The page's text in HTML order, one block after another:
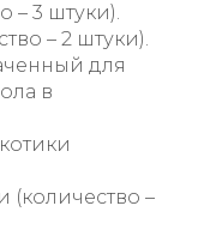
– 3 штуки).
– 2 штуки).
для
в
–